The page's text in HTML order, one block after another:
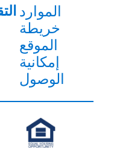
الموارد
خريطة
الموقع
إمكانية
الوصول